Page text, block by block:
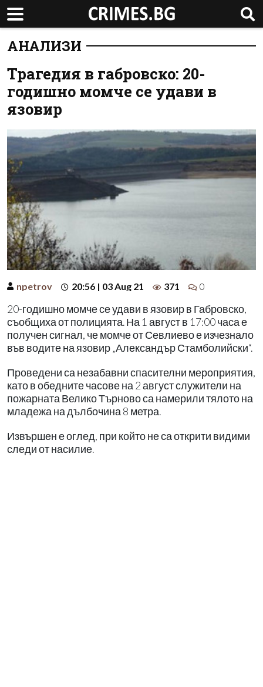
АНАЛИЗИ
Трагедия в габровско: 20-
годишно момче се удави в
язовир
npetrov 20:56 | 03 Aug 21 371 0
20-годишно момче се удави в язовир в Габровско,
съобщиха от полицията. На 1 август в 17:00 часа е
получен сигнал, че момче от Севлиево е изчезнало
във водите на язовир „Александър Стамболийски“.
Проведени са незабавни спасителни мероприятия,
като в обедните часове на 2 август служители на
пожарната Велико Търново са намерили тялото на
младежа на дълбочина 8 метра.
Извършен е оглед, при който не са открити видими
следи от насилие.